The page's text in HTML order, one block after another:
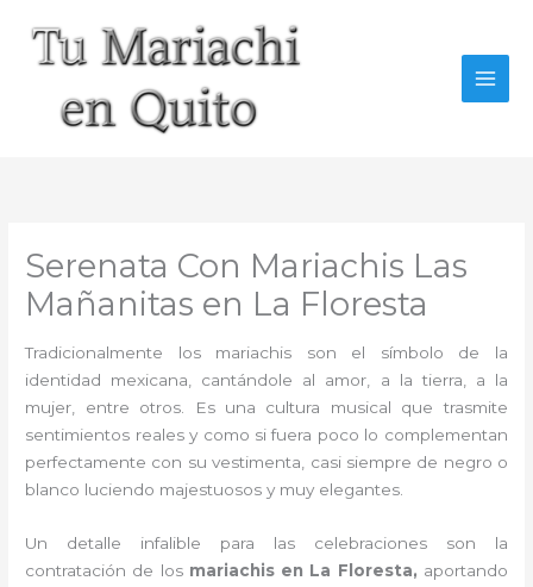
contenido
Serenata Con Mariachis Las
Mañanitas en La Floresta
Tradicionalmente los mariachis son el símbolo de la
identidad mexicana, cantándole al amor, a la tierra, a la
mujer, entre otros. Es una cultura musical que trasmite
sentimientos reales y como si fuera poco lo complementan
perfectamente con su vestimenta, casi siempre de negro o
blanco luciendo majestuosos y muy elegantes.
Un detalle infalible para las celebraciones son la
contratación de losmariachis en La Floresta, aportando